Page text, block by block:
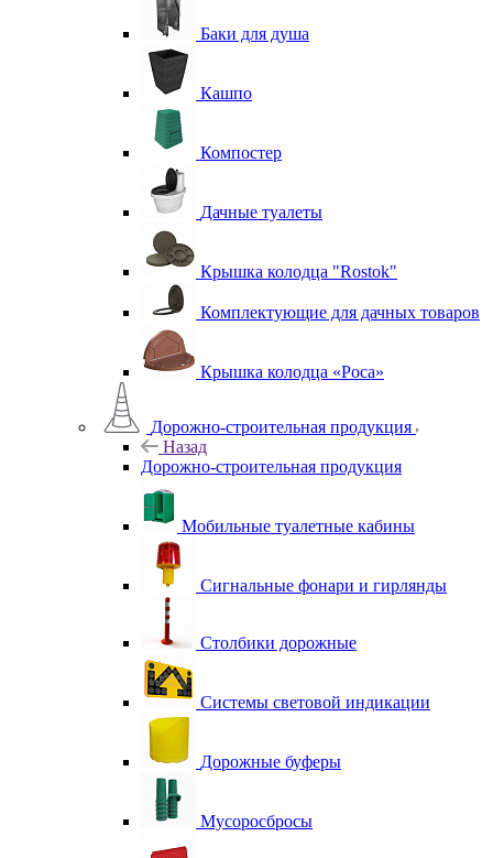
Баки для душа
Кашпо
Компостер
Дачные туалеты
Крышка колодца "Rostok"
Комплектующие для дачных товаров
Крышка колодца «Роса»
Дорожно-строительная продукция
Назад
Дорожно-строительная продукция
Мобильные туалетные кабины
Сигнальные фонари и гирлянды
Столбики дорожные
Системы световой индикации
Дорожные буферы
Мусоросбросы